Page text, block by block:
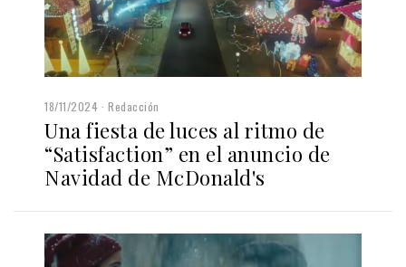
18/11/2024 Redacción
Una fiesta de luces al ritmo de
“Satisfaction” en el anuncio de
Navidad de McDonald's